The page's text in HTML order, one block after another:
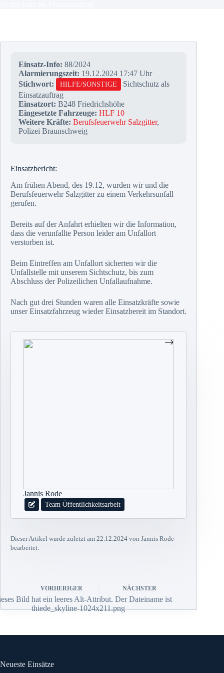
Einsatz-Info: 88/2024
Alarmierungszeit: 19.12.2024 17:47 Uhr
Stichwort:
HILFE/SONSTIGE
Sichtschutz als
Einsatzauftrag
Einsatzort: B248 Friedrichshöhe
Eingesetzte Fahrzeuge: HLF 10
Weitere Kräfte: Berufsfeuerwehr Salzgitter,
Polizei Braunschweig
Einsatzbericht:
Am frühen Abend, des 19.12, wurden wir und die
Berufsfeuerwehr Salzgitter zu einem Verkehrsunfall
gerufen.
Bereits auf der Anfahrt erhielten wir die Information,
dass die verunfallte Person leider am Unfallort
verstorben ist.
Beim Eintreffen am Unfallort sicherten wir die
Unfallstelle mit unserem Sichtschutz, bis zum
Abschluss der Polizeilichen Unfallaufnahme.
Nach gut drei Stunden waren alle Einsatzkräfte sowie
unser Einsatzfahrzeug wieder Einsatzbereit im Standort.
Jannis Rode
Team Öffentlichkeitsarbeit
Dieser Artikel wurde zuletzt am 22.12.2024 von Jannis Rode
bearbeitet.
VORHERIGER NÄCHSTER
Neueste Einsätze